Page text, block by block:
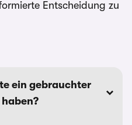
Entscheidung zu
ein gebrauchter
haben?